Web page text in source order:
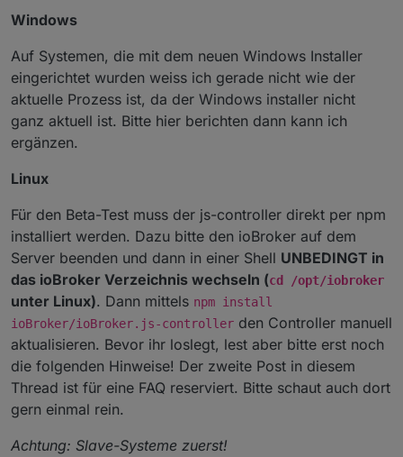
Windows
Auf Systemen, die mit dem neuen Windows Installer
eingerichtet wurden weiss ich gerade nicht wie der
aktuelle Prozess ist, da der Windows installer nicht
ganz aktuell ist. Bitte hier berichten dann kann ich
ergänzen.
Linux
Für den Beta-Test muss der js-controller direkt per npm
installiert werden. Dazu bitte den ioBroker auf dem
Server beenden und dann in einer Shell UNBEDINGT in
das ioBroker Verzeichnis wechseln (cd /opt/iobroker
unter Linux). Dann mittels npm install
ioBroker/ioBroker.js-controller den Controller manuell
aktualisieren. Bevor ihr loslegt, lest aber bitte erst noch
die folgenden Hinweise! Der zweite Post in diesem
Thread ist für eine FAQ reserviert. Bitte schaut auch dort
gern einmal rein.
Achtung: Slave-Systeme zuerst!